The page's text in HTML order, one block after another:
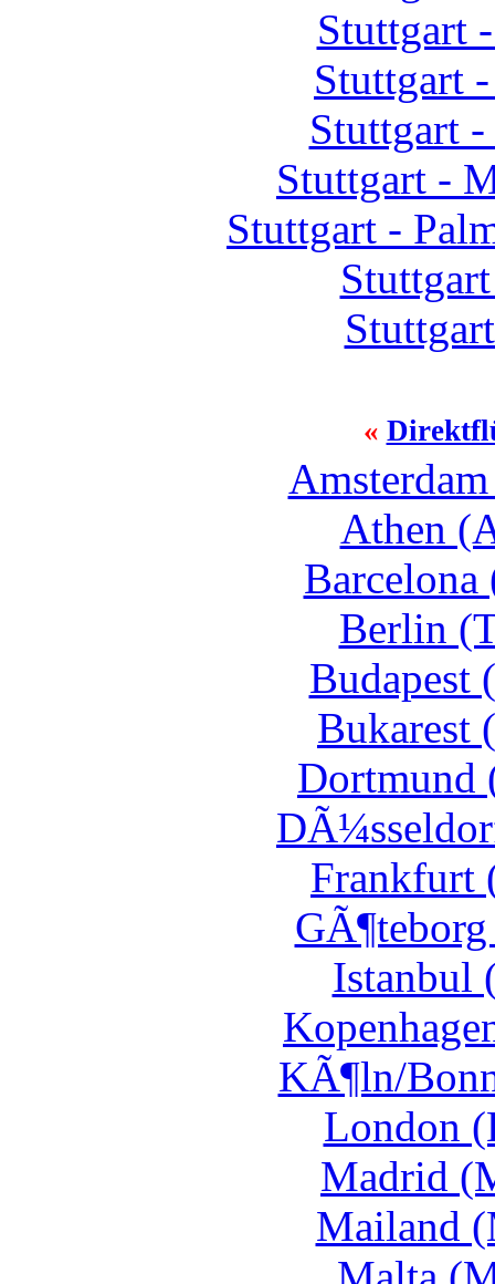
Stuttgart
Stuttgart
Stuttgart
Stuttgart -
Stuttgart -
«
Athen
Berlin
Budapest
Bukarest
Dortmund
Frankfurt
Istanbul
KÃ¶ln/
London
Madrid
Mailand